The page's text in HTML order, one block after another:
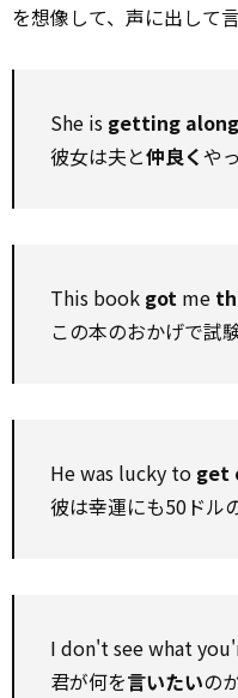
を想像して、声に出して
She is getting along
彼女は夫と仲良くや
This book got me
この本のおかげで試
He was lucky to get
彼は幸運にも50ドル
I don't see what
君が何を言いたいの